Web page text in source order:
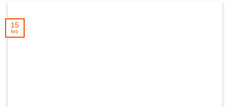
15
feb